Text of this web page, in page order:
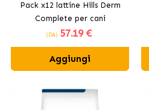
Pack x12 lattine Hills Derm
Complete per cani
(DA) 57.19 €
Aggiungi